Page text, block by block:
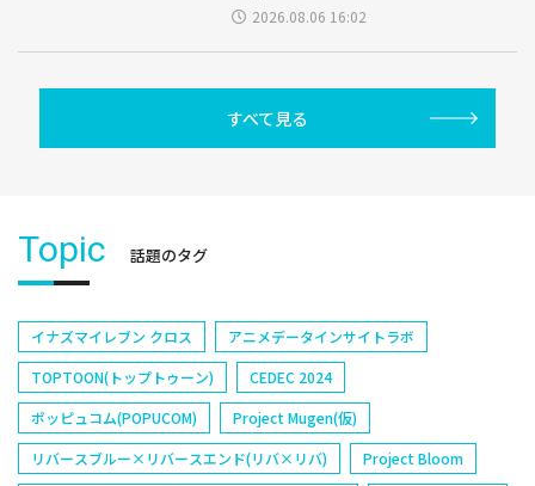
2026.08.06 16:02
すべて見る
Topic 話題のタグ
イナズマイレブン クロス
アニメデータインサイトラボ
TOPTOON(トップトゥーン)
CEDEC 2024
ポッピュコム(POPUCOM)
Project Mugen(仮)
リバースブルー×リバースエンド(リバ×リバ)
Project Bloom